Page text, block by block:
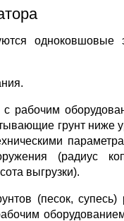
одноковшовые
рабочим
грунт ниже
(радиус
выгрузки).
(песок, супесь)